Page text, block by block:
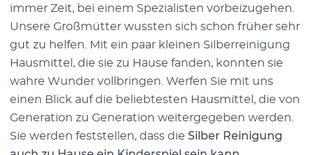
immer Zeit, bei einem Spezialisten vorbeizugehen.
Unsere Großmütter wussten sich schon früher sehr
gut zu helfen. Mit ein paar kleinen Silberreinigung
Hausmittel , die sie zu Hause fanden, konnten sie
wahre Wunder vollbringen. Werfen Sie mit uns
einen Blick auf die beliebtesten Hausmittel, die von
Generation zu Generation weitergegeben werden.
Sie werden feststellen, dass die Silber Reinigung